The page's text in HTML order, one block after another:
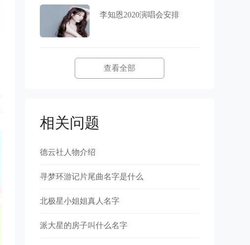
李知恩2020演唱会安排
查看全部
相关问题
德云社人物介绍
寻梦环游记片尾曲名字是什么
北极星小姐姐真人名字
派大星的房子叫什么名字